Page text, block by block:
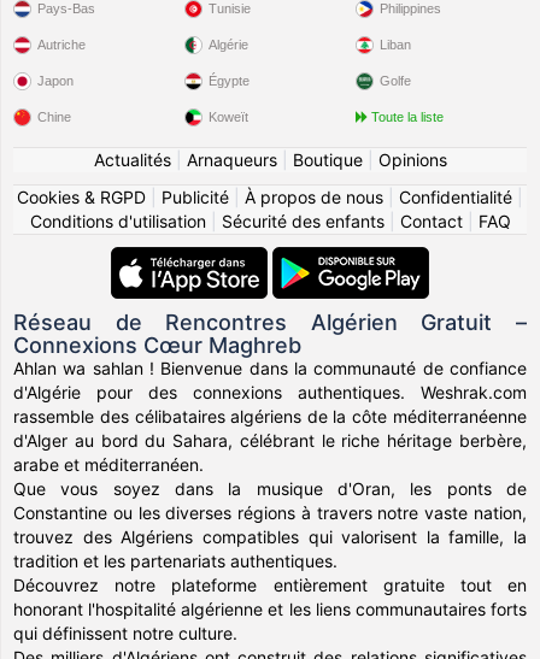
Pays-Bas
Autriche
Japon
Chine
Tunisie
Algérie
Égypte
Koweït
Philippines
Liban
Golfe
Toute la liste
Actualités| Arnaqueurs| Boutique| Opinions
Cookies & RGPD
Publicité À propos de nous Confidentialité
Conditions d'utilisation| Sécurité des enfants| Contact| FAQ
Réseau de Rencontres Algérien Gratuit –
Connexions Cœur Maghreb
Ahlan wa sahlan ! Bienvenue dans la communauté de confiance
d'Algérie pour des connexions authentiques. Weshrak.com
rassemble des célibataires algériens de la côte méditerranéenne
d'Alger au bord du Sahara, célébrant le riche héritage berbère,
arabe et méditerranéen.
Que vous soyez dans la musique d'Oran, les ponts de
Constantine ou les diverses régions à travers notre vaste nation,
trouvez des Algériens compatibles qui valorisent la famille, la
tradition et les partenariats authentiques.
Découvrez notre plateforme entièrement gratuite tout en
honorant l'hospitalité algérienne et les liens communautaires forts
qui définissent notre culture.